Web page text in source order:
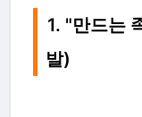
1. "만드는
발)